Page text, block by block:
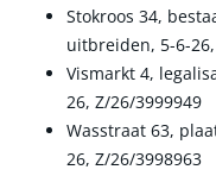
Stokroos 34,
uitbreiden, 5-6-
Vismarkt 4,
26, Z/26/3999949
Wasstraat 63,
26, Z/26/3998963